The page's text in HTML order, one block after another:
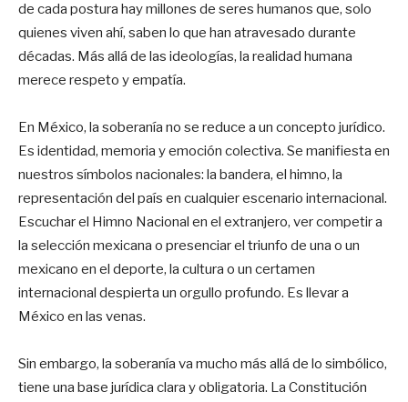
de cada postura hay millones de seres humanos que, solo
quienes viven ahí, saben lo que han atravesado durante
décadas. Más allá de las ideologías, la realidad humana
merece respeto y empatía.
En México, la soberanía no se reduce a un concepto jurídico.
Es identidad, memoria y emoción colectiva. Se manifiesta en
nuestros símbolos nacionales: la bandera, el himno, la
representación del país en cualquier escenario internacional.
Escuchar el Himno Nacional en el extranjero, ver competir a
la selección mexicana o presenciar el triunfo de una o un
mexicano en el deporte, la cultura o un certamen
internacional despierta un orgullo profundo. Es llevar a
México en las venas.
Sin embargo, la soberanía va mucho más allá de lo simbólico,
tiene una base jurídica clara y obligatoria. La Constitución